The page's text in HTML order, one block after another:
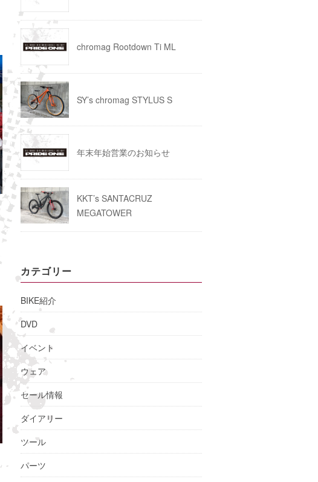
chromag Rootdown Ti ML
SY’s chromag STYLUS S
年末年始営業のお知らせ
KKT’s SANTACRUZ
MEGATOWER
カテゴリー
BIKE紹介
DVD
イベント
ウェア
セール情報
ダイアリー
ツール
パーツ